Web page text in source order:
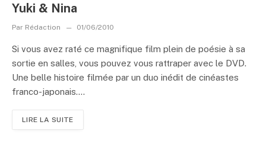
Yuki & Nina
Par Rédaction 01/06/2010
Si vous avez raté ce magnifique film plein de poésie à sa
sortie en salles, vous pouvez vous rattraper avec le DVD.
Une belle histoire filmée par un duo inédit de cinéastes
franco-japonais....
LIRE LA SUITE